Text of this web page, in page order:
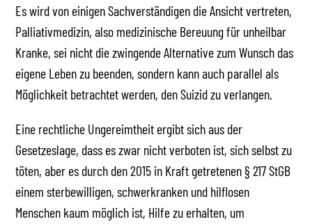
Es wird von einigen Sachverständigen die Ansicht vertreten,
Palliativmedizin, also medizinische Bereuung für unheilbar
Kranke, sei nicht die zwingende Alternative zum Wunsch das
eigene Leben zu beenden, sondern kann auch parallel als
Möglichkeit betrachtet werden, den Suizid zu verlangen.
Eine rechtliche Ungereimtheit ergibt sich aus der
Gesetzeslage, dass es zwar nicht verboten ist, sich selbst zu
töten, aber es durch den 2015 in Kraft getretenen § 217 StGB
einem sterbewilligen, schwerkranken und hilflosen
Menschen kaum möglich ist, Hilfe zu erhalten, um